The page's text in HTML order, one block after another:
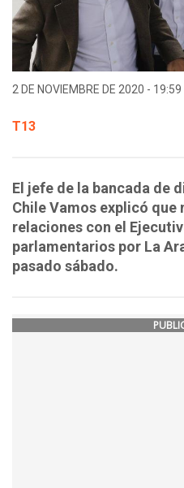
2 DE NOVIEMBRE DE 2020 - 19:59
T13
El jefe de la bancada de
Chile Vamos explicó que
relaciones con el
parlamentarios por La
pasado sábado.